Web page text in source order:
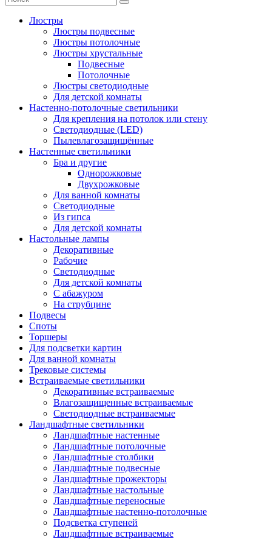
Люстры
Люстры подвесные
Люстры потолочные
Люстры хрустальные
Подвесные
Потолочные
Люстры светодиодные
Для детской комнаты
Настенно-потолочные светильники
Для крепления на потолок или стену
Светодиодные (LED)
Пылевлагозащищённые
Настенные светильники
Бра и другие
Однорожковые
Двухрожковые
Для ванной комнаты
Светодиодные
Из гипса
Для детской комнаты
Настольные лампы
Декоративные
Рабочие
Светодиодные
Для детской комнаты
С абажуром
На струбцине
Подвесы
Споты
Торшеры
Для подсветки картин
Для ванной комнаты
Трековые системы
Встраиваемые светильники
Декоративные встраиваемые
Влагозащищенные встраиваемые
Светодиодные встраиваемые
Ландшафтные светильники
Ландшафтные настенные
Ландшафтные потолочные
Ландшафтные столбики
Ландшафтные подвесные
Ландшафтные прожекторы
Ландшафтные настольные
Ландшафтные переносные
Ландшафтные настенно-потолочные
Подсветка ступеней
Ландшафтные встраиваемые